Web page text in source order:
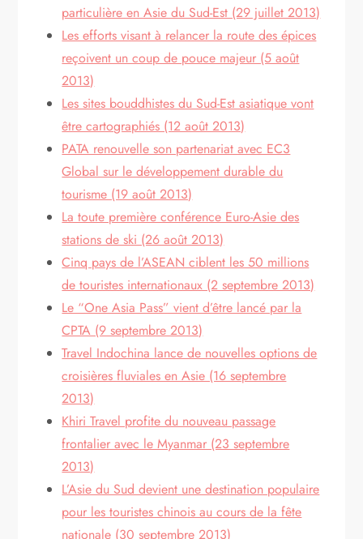
particulière en Asie du Sud-Est (29 juillet 2013)
Les efforts visant à relancer la route des épices
reçoivent un coup de pouce majeur (5 août
2013)
Les sites bouddhistes du Sud-Est asiatique vont
être cartographiés (12 août 2013)
PATA renouvelle son partenariat avec EC3
Global sur le développement durable du
tourisme (19 août 2013)
La toute première conférence Euro-Asie des
stations de ski (26 août 2013)
Cinq pays de l’ASEAN ciblent les 50 millions
de touristes internationaux (2 septembre 2013)
Le “One Asia Pass” vient d’être lancé par la
CPTA (9 septembre 2013)
Travel Indochina lance de nouvelles options de
croisières fluviales en Asie (16 septembre
2013)
Khiri Travel profite du nouveau passage
frontalier avec le Myanmar (23 septembre
2013)
L’Asie du Sud devient une destination populaire
pour les touristes chinois au cours de la fête
nationale (30 septembre 2013)